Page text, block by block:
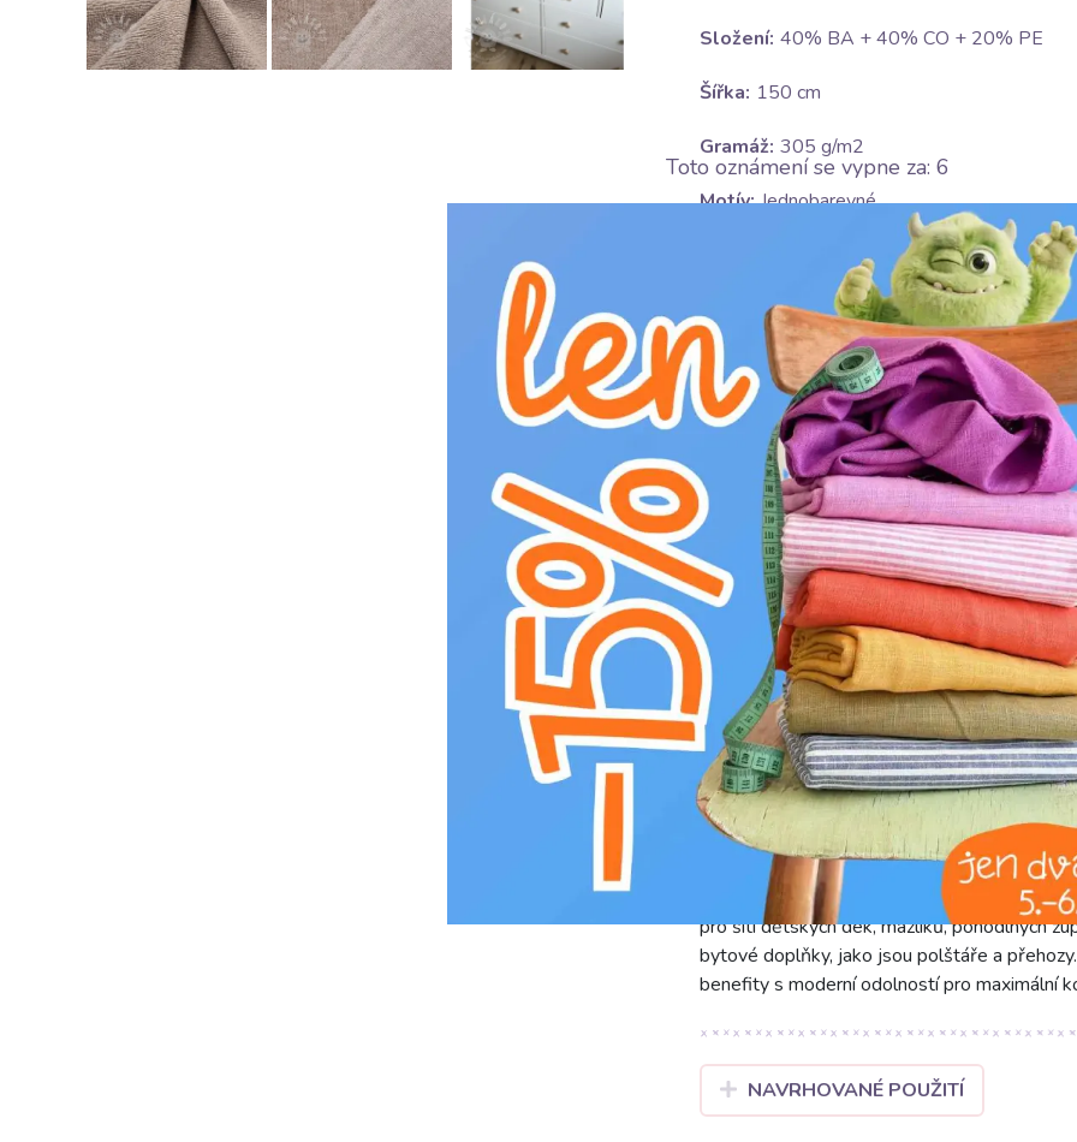
Složení: 40% BA + 40% CO + 20% PE
Šířka: 150 cm
Gramáž: 305 g/m2
Motív: Jednobarevné
OEKO-TEX Standard 100 class
Barva: hnědá
Ošetrování:
H nebělit
D žehlit na nízkém stupni (110°C)
V v sušičce sušit na nízkém stupni (do
L profesionální chemické čištění
g prát na 30°C
Objevte Froté VELVET BAMBOO taupe,
směs 40% bambusu, 40% bavlny a 20%
Bambusové vlákno je prodyšné a šetrné k
Polyester pak přidává látce potřebnou
cm je tato látka ideální pro široké spektrum
pro šití dětských dek, mazlíků, pohodlných
bytové doplňky, jako jsou polštáře a
benefity s moderní odolností pro maximální
NAVRHOVANÉ POUŽITÍ
Toto oznámení se vypne za: 5